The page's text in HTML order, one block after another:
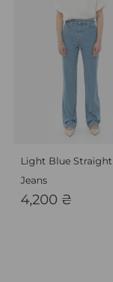
Light Blue Straight
Jeans
4,200 ₴